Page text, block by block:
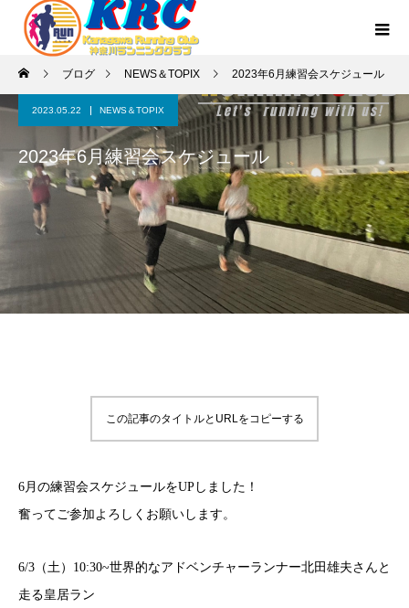
ブログ NEWS＆TOPIX 2023年6月練習会スケジュール
2023.05.22 NEWS＆TOPIX
2023年6月練習会スケジュール
この記事のタイトルとURLをコピーする
6月の練習会スケジュールをUPしました！
奮ってご参加よろしくお願いします。
6/3（土）10:30~世界的なアドベンチャーランナー北田雄夫さんと
走る皇居ラン